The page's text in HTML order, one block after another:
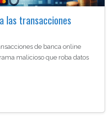
las transacciones
de banca online
malicioso que roba datos